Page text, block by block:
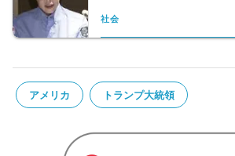
社会
アメリカ トランプ大統領